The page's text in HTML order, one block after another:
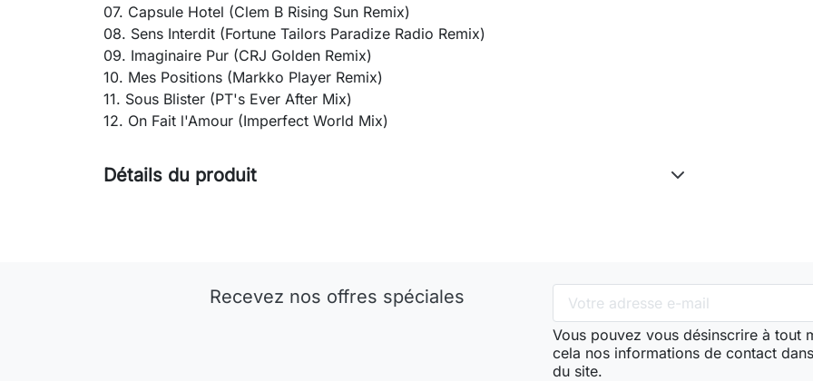
07. Capsule Hotel (Clem B Rising Sun Remix)
08. Sens Interdit (Fortune Tailors Paradize Radio Remix)
09. Imaginaire Pur (CRJ Golden Remix)
10. Mes Positions (Markko Player Remix)
11. Sous Blister (PT's Ever After Mix)
12. On Fait l'Amour (Imperfect World Mix)
Détails du produit
Recevez nos offres spéciales
Vous pouvez vous désinscrire à tout
cela nos informations de contact
du site.